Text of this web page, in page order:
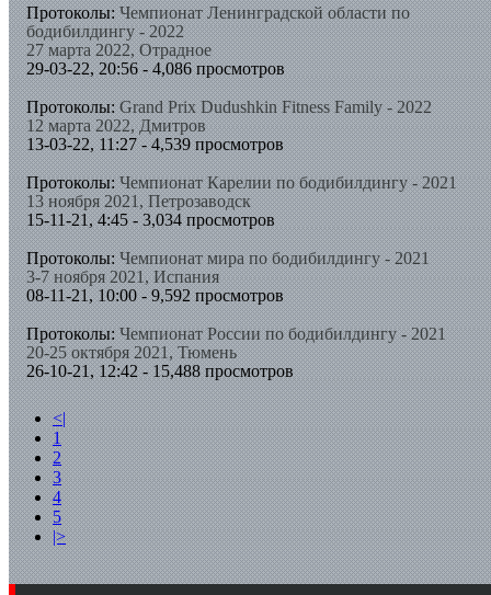
Протоколы: Чемпионат Ленинградской области по
бодибилдингу - 2022
27 марта 2022, Отрадное
29-03-22, 20:56 - 4,086 просмотров
Протоколы: Grand Prix Dudushkin Fitness Family - 2022
12 марта 2022, Дмитров
13-03-22, 11:27 - 4,539 просмотров
Протоколы: Чемпионат Карелии по бодибилдингу - 2021
13 ноября 2021, Петрозаводск
15-11-21, 4:45 - 3,034 просмотров
Протоколы: Чемпионат мира по бодибилдингу - 2021
3-7 ноября 2021, Испания
08-11-21, 10:00 - 9,592 просмотров
Протоколы: Чемпионат России по бодибилдингу - 2021
20-25 октября 2021, Тюмень
26-10-21, 12:42 - 15,488 просмотров
<|
1
2
3
4
5
|>